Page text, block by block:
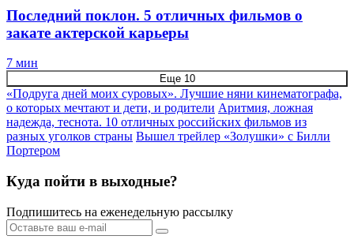
Последний поклон. 5 отличных фильмов о
закате актерской карьеры
7 мин
Еще 10
«Подруга дней моих суровых». Лучшие няни кинематографа,
о которых мечтают и дети, и родители Аритмия, ложная
надежда, теснота. 10 отличных российских фильмов из
разных уголков страны Вышел трейлер «Золушки» с Билли
Портером
Куда пойти в выходные?
Подпишитесь на еженедельную рассылку